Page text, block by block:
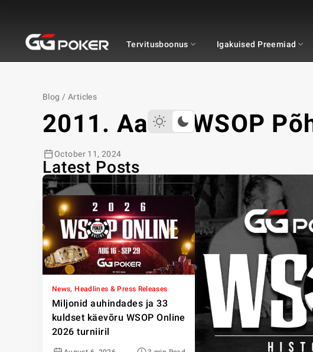
Tervitusboonus Igakuised Preemiad
Blog / Articles
2011. Aasta WSOP
October 11, 2024
Latest Posts
News, Headlines & Press Releases
Miljonid auhindades ja 33
kuldset käevõru WSOP Online
2026 turniiril